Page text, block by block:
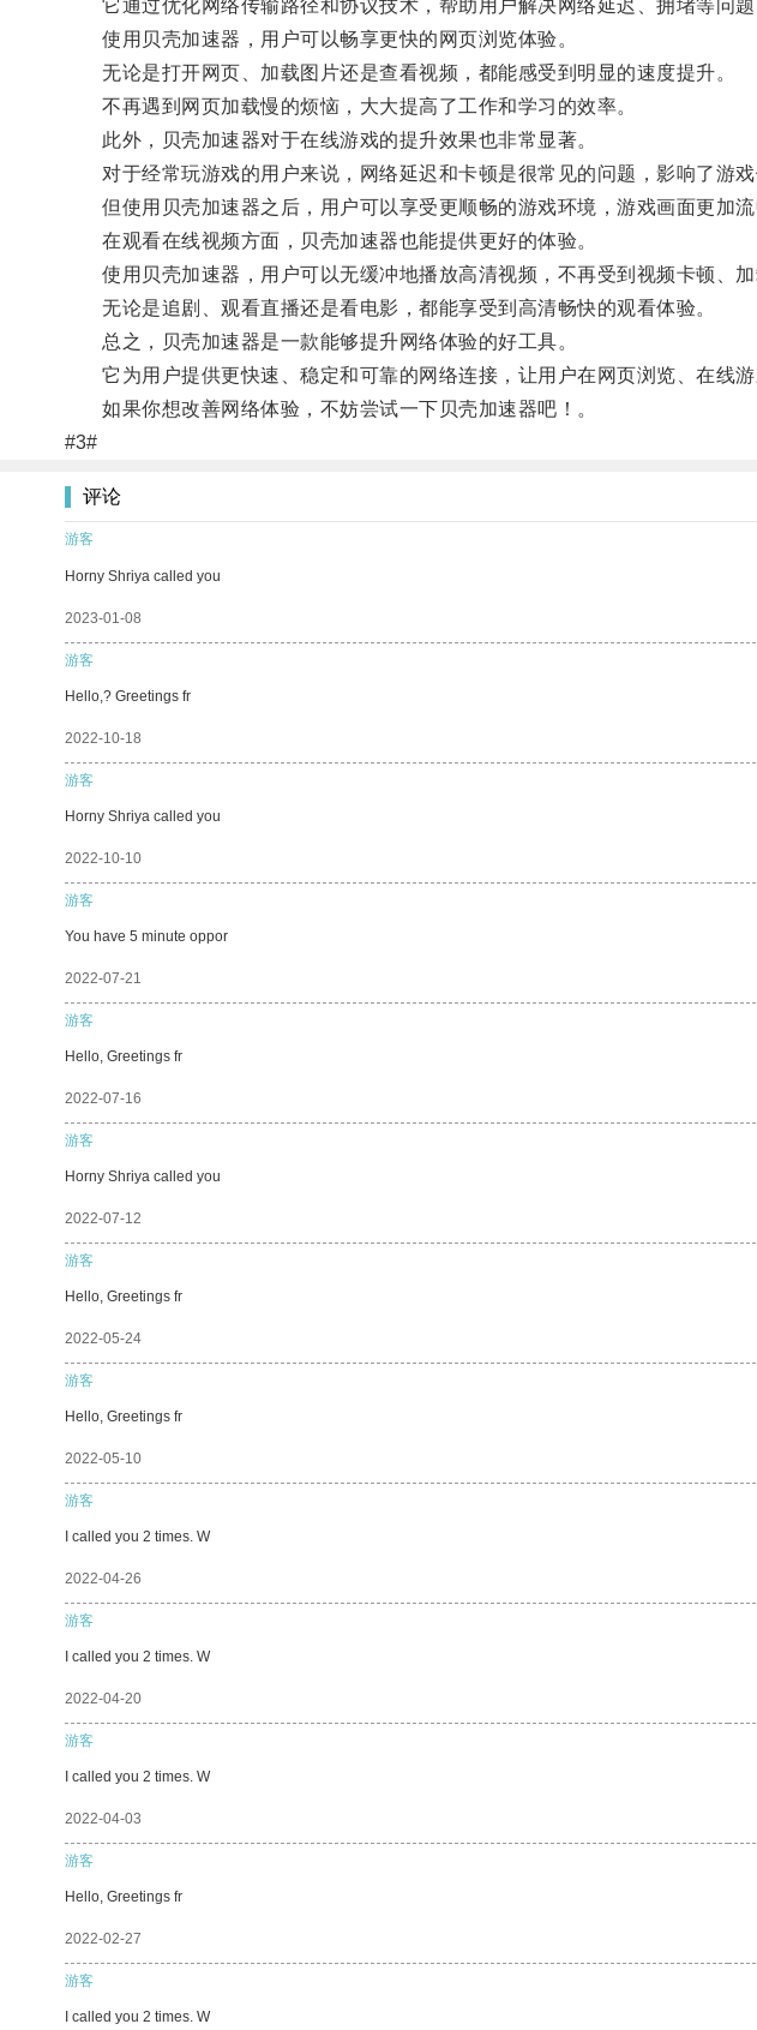
它通过优化网络传输路径和协议技术，帮助用户解决网络延迟、拥堵等问题
使用贝壳加速器，用户可以畅享更快的网页浏览体验。
无论是打开网页、加载图片还是查看视频，都能感受到明显的速度提升。
不再遇到网页加载慢的烦恼，大大提高了工作和学习的效率。
此外，贝壳加速器对于在线游戏的提升效果也非常显著。
对于经常玩游戏的用户来说，网络延迟和卡顿是很常见的问题，影响了游戏
但使用贝壳加速器之后，用户可以享受更顺畅的游戏环境，游戏画面更加流
在观看在线视频方面，贝壳加速器也能提供更好的体验。
使用贝壳加速器，用户可以无缓冲地播放高清视频，不再受到视频卡顿、加
无论是追剧、观看直播还是看电影，都能享受到高清畅快的观看体验。
总之，贝壳加速器是一款能够提升网络体验的好工具。
它为用户提供更快速、稳定和可靠的网络连接，让用户在网页浏览、在线游
如果你想改善网络体验，不妨尝试一下贝壳加速器吧！。
#3#
评论
游客
Horny Shriya called you
2023-01-08
游客
Hello,? Greetings fr
2022-10-18
游客
Horny Shriya called you
2022-10-10
游客
You have 5 minute oppor
2022-07-21
游客
Hello, Greetings fr
2022-07-16
游客
Horny Shriya called you
2022-07-12
游客
Hello, Greetings fr
2022-05-24
游客
Hello, Greetings fr
2022-05-10
游客
I called you 2 times. W
2022-04-26
游客
I called you 2 times. W
2022-04-20
游客
I called you 2 times. W
2022-04-03
游客
Hello, Greetings fr
2022-02-27
游客
I called you 2 times. W